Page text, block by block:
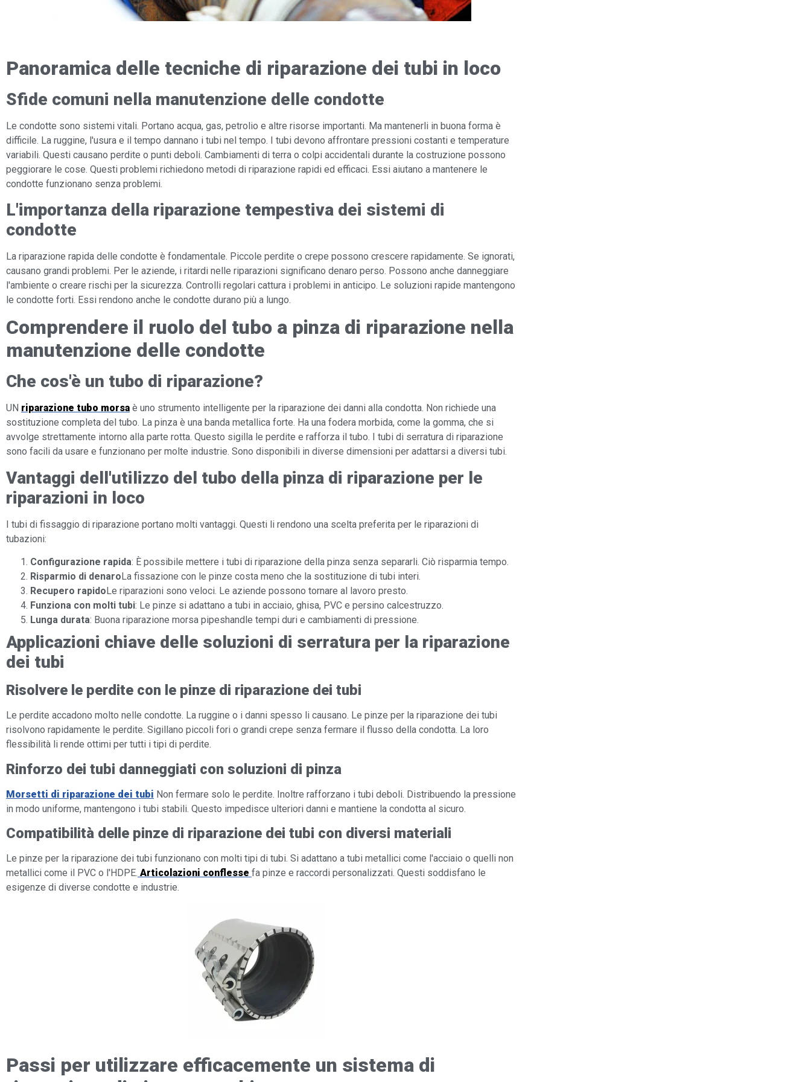
Panoramica delle tecniche di riparazione dei tubi in loco
Sfide comuni nella manutenzione delle condotte
Le condotte sono sistemi vitali. Portano acqua, gas, petrolio e altre risorse importanti. Ma mantenerli in buona forma è
difficile. La ruggine, l'usura e il tempo dannano i tubi nel tempo. I tubi devono affrontare pressioni costanti e temperature
variabili. Questi causano perdite o punti deboli. Cambiamenti di terra o colpi accidentali durante la costruzione possono
peggiorare le cose. Questi problemi richiedono metodi di riparazione rapidi ed efficaci. Essi aiutano a mantenere le
condotte funzionano senza problemi.
L'importanza della riparazione tempestiva dei sistemi di
condotte
La riparazione rapida delle condotte è fondamentale. Piccole perdite o crepe possono crescere rapidamente. Se ignorati,
causano grandi problemi. Per le aziende, i ritardi nelle riparazioni significano denaro perso. Possono anche danneggiare
l'ambiente o creare rischi per la sicurezza. Controlli regolari cattura i problemi in anticipo. Le soluzioni rapide mantengono
le condotte forti. Essi rendono anche le condotte durano più a lungo.
Comprendere il ruolo del tubo a pinza di riparazione nella
manutenzione delle condotte
Che cos'è un tubo di riparazione?
UN riparazione tubo morsa è uno strumento intelligente per la riparazione dei danni alla condotta. Non richiede una
sostituzione completa del tubo. La pinza è una banda metallica forte. Ha una fodera morbida, come la gomma, che si
avvolge strettamente intorno alla parte rotta. Questo sigilla le perdite e rafforza il tubo. I tubi di serratura di riparazione
sono facili da usare e funzionano per molte industrie. Sono disponibili in diverse dimensioni per adattarsi a diversi tubi.
Vantaggi dell'utilizzo del tubo della pinza di riparazione per le
riparazioni in loco
I tubi di fissaggio di riparazione portano molti vantaggi. Questi li rendono una scelta preferita per le riparazioni di
tubazioni:
Configurazione rapida: È possibile mettere i tubi di riparazione della pinza senza separarli. Ciò risparmia tempo.
Risparmio di denaro La fissazione con le pinze costa meno che la sostituzione di tubi interi.
Recupero rapido Le riparazioni sono veloci. Le aziende possono tornare al lavoro presto.
Funziona con molti tubi: Le pinze si adattano a tubi in acciaio, ghisa, PVC e persino calcestruzzo.
Lunga durata: Buona riparazione morsa pipeshandle tempi duri e cambiamenti di pressione.
Applicazioni chiave delle soluzioni di serratura per la riparazione
dei tubi
Risolvere le perdite con le pinze di riparazione dei tubi
Le perdite accadono molto nelle condotte. La ruggine o i danni spesso li causano. Le pinze per la riparazione dei tubi
risolvono rapidamente le perdite. Sigillano piccoli fori o grandi crepe senza fermare il flusso della condotta. La loro
flessibilità li rende ottimi per tutti i tipi di perdite.
Rinforzo dei tubi danneggiati con soluzioni di pinza
Morsetti di riparazione dei tubi Non fermare solo le perdite. Inoltre rafforzano i tubi deboli. Distribuendo la pressione
in modo uniforme, mantengono i tubi stabili. Questo impedisce ulteriori danni e mantiene la condotta al sicuro.
Compatibilità delle pinze di riparazione dei tubi con diversi materiali
Le pinze per la riparazione dei tubi funzionano con molti tipi di tubi. Si adattano a tubi metallici come l'acciaio o quelli non
metallici come il PVC o l'HDPE. Articolazioni conflesse fa pinze e raccordi personalizzati. Questi soddisfano le
esigenze di diverse condotte e industrie.
Passi per utilizzare efficacemente un sistema di